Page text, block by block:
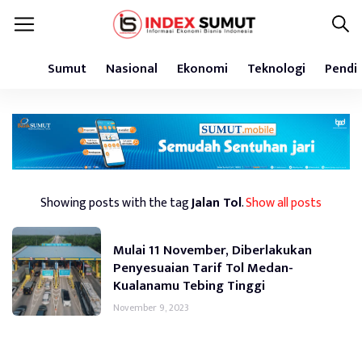
Sumut Nasional Ekonomi Teknologi
Showing posts with the tagJalan Tol.Show all posts
Mulai 11 November, Diberlakukan
Penyesuaian Tarif Tol Medan-
Kualanamu Tebing Tinggi
November 9, 2023